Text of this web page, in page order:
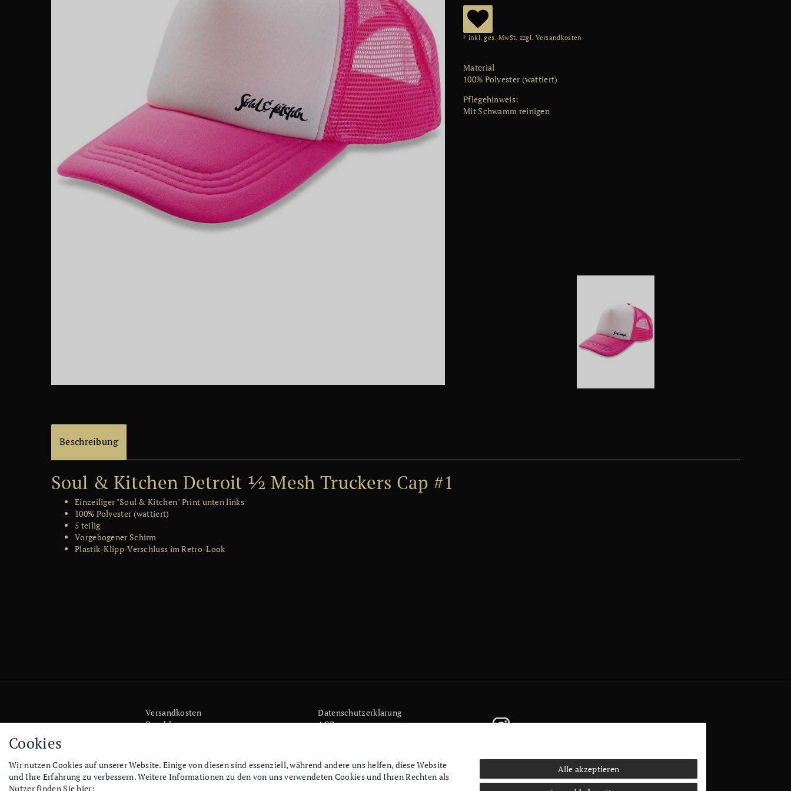
W
u
ns
ch
* inkl. ges. MwSt. zzgl. Versandkosten
Material
100% Polyester (wattiert)
Pflegehinweis:
Mit Schwamm reinigen
Beschreibung
Soul & Kitchen Detroit ½ Mesh Truckers Cap #1
Einzeiliger "Soul & Kitchen" Print unten links
100% Polyester (wattiert)
5 teilig
Vorgebogener Schirm
Plastik-Klipp-Verschluss im Retro-Look
Versandkosten
Bezahlen
Store
FAQ
Jobs
Daten­schutz­erklärung
AGB
Vertrag widerrufen
Mein Konto (anmelden)
Newsletter
Cookies
Wir nutzen Cookies auf unserer Website. Einige von diesen sind essenziell, während andere uns helfen, diese Website
und Ihre Erfahrung zu verbessern. Weitere Informationen zu den von uns verwendeten Cookies und Ihren Rechten als
Nutzer finden Sie hier:
Alle akzeptieren